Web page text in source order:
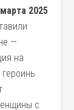
2025
—
на
с